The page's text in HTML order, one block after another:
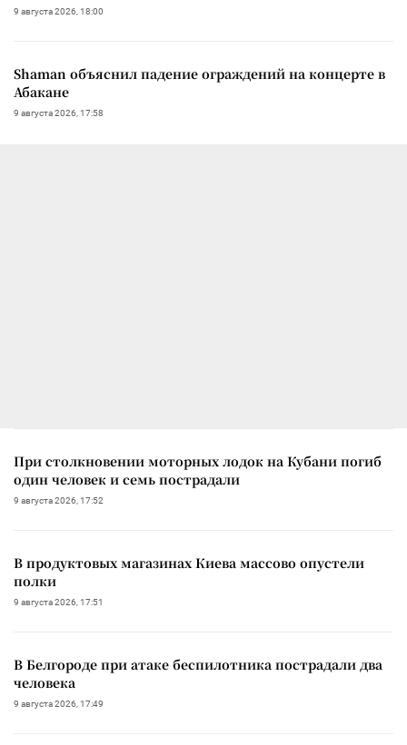
9 августа 2026, 18:00
Shaman объяснил падение ограждений на концерте в
Абакане
9 августа 2026, 17:58
При столкновении моторных лодок на Кубани погиб
один человек и семь пострадали
9 августа 2026, 17:52
В продуктовых магазинах Киева массово опустели
полки
9 августа 2026, 17:51
В Белгороде при атаке беспилотника пострадали два
человека
9 августа 2026, 17:49